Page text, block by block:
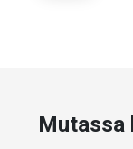
Mutassa